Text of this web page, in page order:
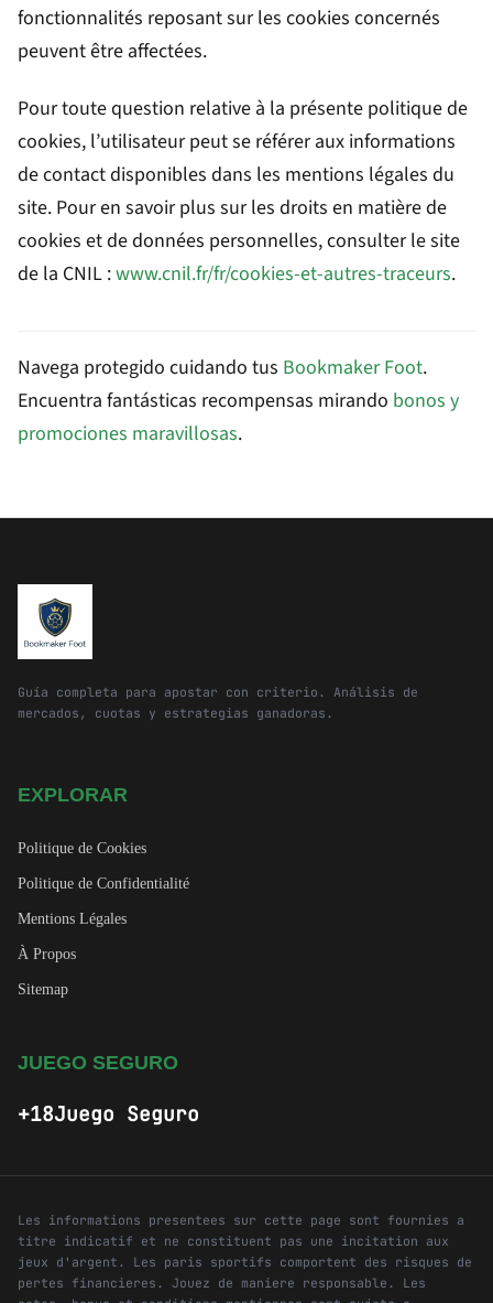
fonctionnalités reposant sur les cookies concernés
peuvent être affectées.
Pour toute question relative à la présente politique de
cookies, l’utilisateur peut se référer aux informations
de contact disponibles dans les mentions légales du
site. Pour en savoir plus sur les droits en matière de
cookies et de données personnelles, consulter le site
de la CNIL :www.cnil.fr/fr/cookies-et-autres-traceurs.
Navega protegido cuidando tus Bookmaker Foot.
Encuentra fantásticas recompensas mirando bonos y
promociones maravillosas.
Guía completa para apostar con criterio. Análisis de
mercados, cuotas y estrategias ganadoras.
EXPLORAR
Politique de Cookies
Politique de Confidentialité
Mentions Légales
À Propos
Sitemap
JUEGO SEGURO
+18Juego Seguro
Les informations presentees sur cette page sont fournies a
titre indicatif et ne constituent pas une incitation aux
jeux d'argent. Les paris sportifs comportent des risques de
pertes financieres. Jouez de maniere responsable. Les